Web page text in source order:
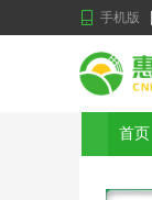
手机版
首页